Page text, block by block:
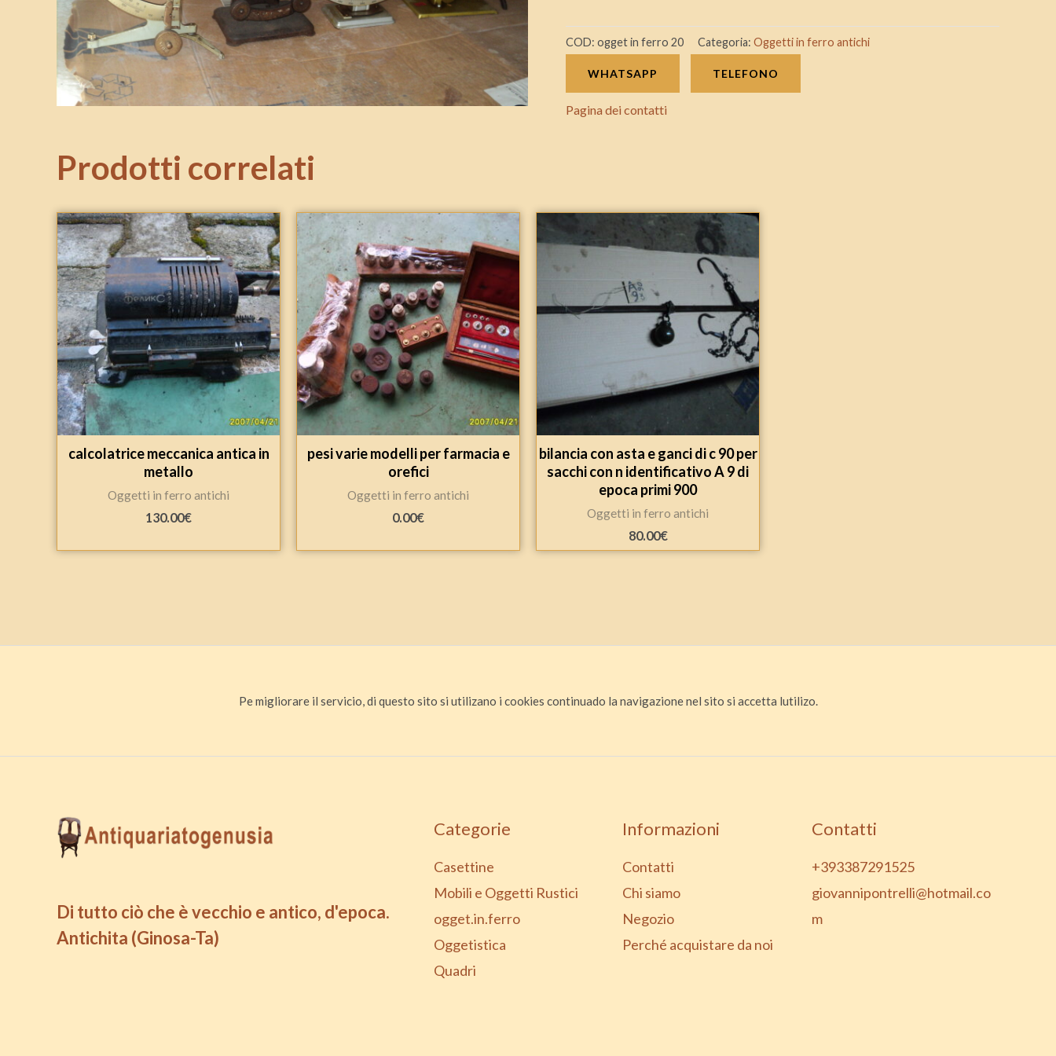
COD: ogget in ferro 20 Categoria: Oggetti in ferro antichi
WHATSAPP TELEFONO
Pagina dei contatti
Prodotti correlati
calcolatrice meccanica antica in
metallo
Oggetti in ferro antichi
130.00€
pesi varie modelli per farmacia e
orefici
Oggetti in ferro antichi
0.00€
bilancia con asta e ganci di c 90 per
sacchi con n identificativo A 9 di
epoca primi 900
Oggetti in ferro antichi
80.00€
Pe migliorare il servicio, di questo sito si utilizano i cookies continuado la navigazione nel sito si accetta lutilizo.
Di tutto ciò che è vecchio e antico, d'epoca.
Antichita (Ginosa-Ta)
Categorie
Casettine
Mobili e Oggetti Rustici
ogget.in.ferro
Oggetistica
Quadri
Informazioni
Contatti
Chi siamo
Negozio
Perché acquistare da noi
Contatti
+393387291525
giovannipontrelli@hotmail.co
m